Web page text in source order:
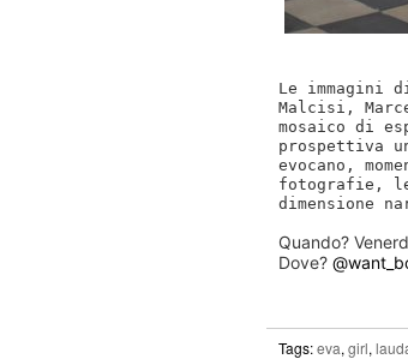
Le immagini
Malcisi,
mosaico di
prospettiva
evocano,
fotografie,
dimensione
Quando?
Dove?
Tags:eva, girl,